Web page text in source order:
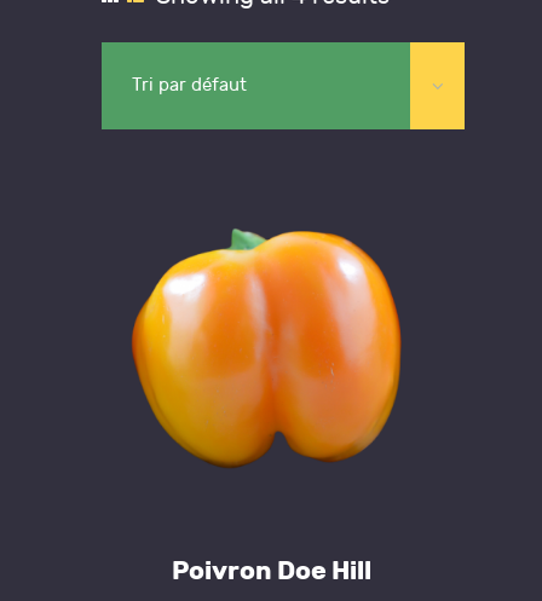
Poivron Doe Hill